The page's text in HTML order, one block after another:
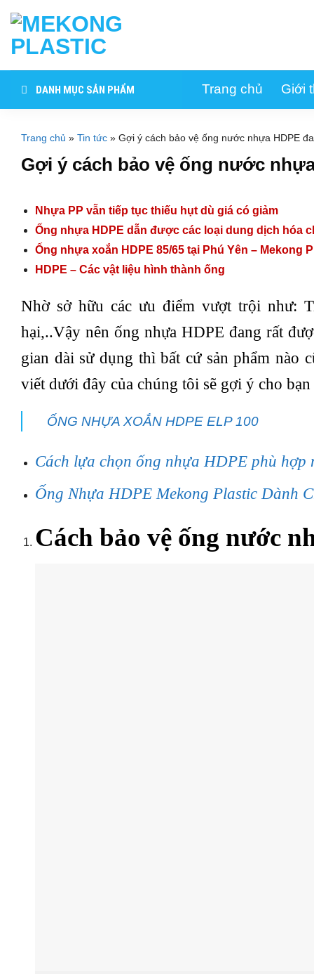
content
DANH MỤC SẢN PHẨM Trang chủ Giới
Trang chủ » Tin tức » Gợi ý cách bảo vệ ống nước nhựa HDPE
Gợi ý cách bảo vệ ống nước
Nhựa PP vẫn tiếp tục thiếu hụt dù giá có giảm
Ống nhựa HDPE dẫn được các loại dung dịch hóa
Ống nhựa xoắn HDPE 85/65 tại Phú Yên – Mekong
HDPE – Các vật liệu hình thành ống
Nhờ sở hữu các ưu điểm vượt trội như:
hại,..Vậy nên ống nhựa HDPE đang rất
gian dài sử dụng thì bất cứ sản phẩm nào
viết dưới đây của chúng tôi sẽ gợi ý cho
ỐNG NHỰA XOẮN HDPE ELP 100
Cách lựa chọn ống nhựa HDPE phù hợp
Ống Nhựa HDPE Mekong Plastic Dành
Cách bảo vệ ống nước